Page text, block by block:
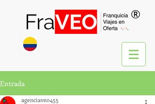
®
Entrada
agenciaveo455